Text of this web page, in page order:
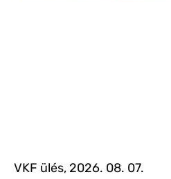
VKF ülés, 2026. 08. 07.